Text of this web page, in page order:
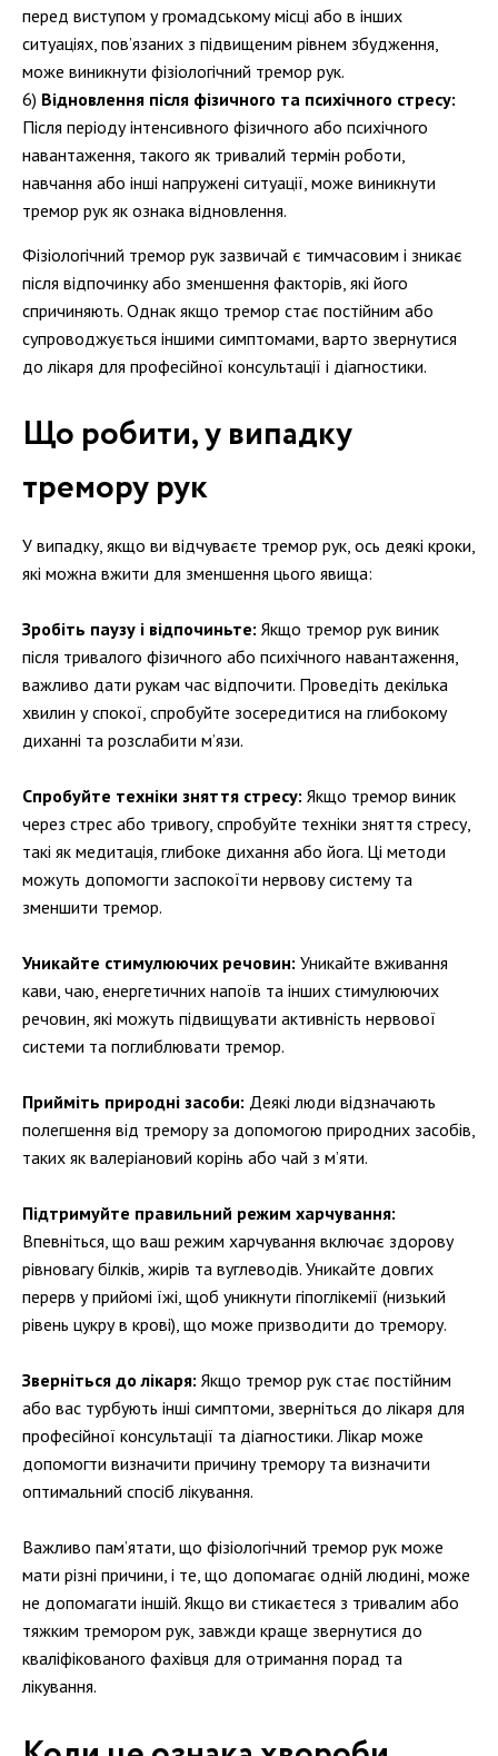
перед виступом у громадському місці або в інших
ситуаціях, пов’язаних з підвищеним рівнем збудження,
може виникнути фізіологічний тремор рук.
Відновлення після фізичного та психічного стресу:
Після періоду інтенсивного фізичного або психічного
навантаження, такого як тривалий термін роботи,
навчання або інші напружені ситуації, може виникнути
тремор рук як ознака відновлення.
Фізіологічний тремор рук зазвичай є тимчасовим і зникає
після відпочинку або зменшення факторів, які його
спричиняють. Однак якщо тремор стає постійним або
супроводжується іншими симптомами, варто звернутися
до лікаря для професійної консультації і діагностики.
Що робити, у випадку
тремору рук
У випадку, якщо ви відчуваєте тремор рук, ось деякі кроки,
які можна вжити для зменшення цього явища:
Зробіть паузу і відпочиньте: Якщо тремор рук виник
після тривалого фізичного або психічного навантаження,
важливо дати рукам час відпочити. Проведіть декілька
хвилин у спокої, спробуйте зосередитися на глибокому
диханні та розслабити м’язи.
Спробуйте техніки зняття стресу: Якщо тремор виник
через стрес або тривогу, спробуйте техніки зняття стресу,
такі як медитація, глибоке дихання або йога. Ці методи
можуть допомогти заспокоїти нервову систему та
зменшити тремор.
Уникайте стимулюючих речовин: Уникайте вживання
кави, чаю, енергетичних напоїв та інших стимулюючих
речовин, які можуть підвищувати активність нервової
системи та поглиблювати тремор.
Прийміть природні засоби: Деякі люди відзначають
полегшення від тремору за допомогою природних засобів,
таких як валеріановий корінь або чай з м’яти.
Підтримуйте правильний режим харчування:
Впевніться, що ваш режим харчування включає здорову
рівновагу білків, жирів та вуглеводів. Уникайте довгих
перерв у прийомі їжі, щоб уникнути гіпоглікемії (низький
рівень цукру в крові), що може призводити до тремору.
Зверніться до лікаря: Якщо тремор рук стає постійним
або вас турбують інші симптоми, зверніться до лікаря для
професійної консультації та діагностики. Лікар може
допомогти визначити причину тремору та визначити
оптимальний спосіб лікування.
Важливо пам’ятати, що фізіологічний тремор рук може
мати різні причини, і те, що допомагає одній людині, може
не допомагати іншій. Якщо ви стикаєтеся з тривалим або
тяжким тремором рук, завжди краще звернутися до
кваліфікованого фахівця для отримання порад та
лікування.